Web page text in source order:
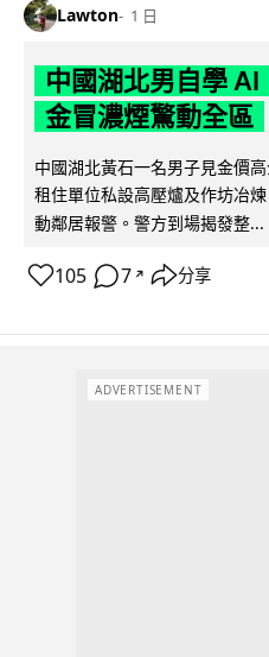
Lawton 1 日
中國湖北男自學
金冒濃煙驚動全區
中國湖北黃石一名男子見金價
租住單位私設高壓爐及作坊冶
動鄰居報警。警方到場揭發整...
105 7 ↗ 分享
ADVERTISEMENT